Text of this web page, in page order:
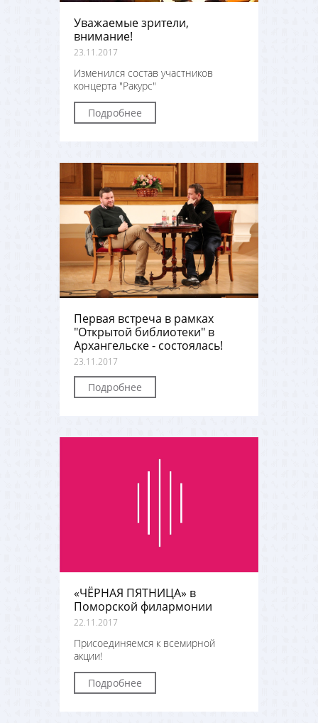
Уважаемые зрители,
внимание!
23.11.2017
Изменился состав участников
концерта "Ракурс"
Подробнее
Первая встреча в рамках
"Открытой библиотеки" в
Архангельске - состоялась!
23.11.2017
Подробнее
«ЧЁРНАЯ ПЯТНИЦА» в
Поморской филармонии
22.11.2017
Присоединяемся к всемирной
акции!
Подробнее